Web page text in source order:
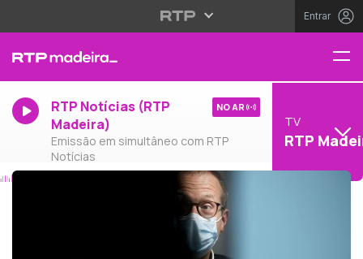
Entrar
RTP Notícias (RTP
Madeira)
Emissão em simultâneo com RTP
Notícias
NO AR
TV
RTP